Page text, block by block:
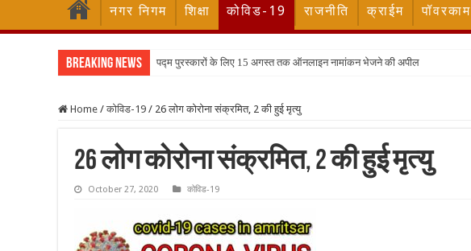
नगर निगम शिक्षा कोविड-19 राजनीति क्राईम पॉवरकाम
Breaking News पद्म पुरस्कारों के लिए 15 अगस्त तक ऑनलाइन नामांकन भेजने की अपील
Home / कोविड-19 / 26 लोग कोरोना संक्रमित, 2 की हुई मृत्यु
26 लोग कोरोना संक्रमित, 2 की हुई मृत्यु
October 27, 2020 कोविड-19